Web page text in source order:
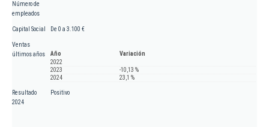
Número de
empleados
Capital Social De 0 a 3.100 €
Ventas
últimos años
Año
Variación
2022
2023
-10,13 %
2024
23,1 %
Resultado
2024
Positivo